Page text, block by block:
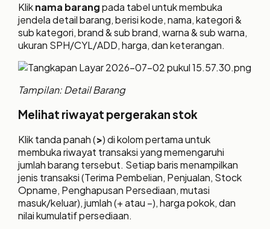
Kliknama barangpada tabel untuk membuka
jendela detail barang, berisi kode, nama, kategori &
sub kategori, brand & sub brand, warna & sub warna,
ukuran SPH/CYL/ADD, harga, dan keterangan.
Tampilan: Detail Barang
Melihat riwayat pergerakan stok
Klik tanda panah (>) di kolom pertama untuk
membuka riwayat transaksi yang memengaruhi
jumlah barang tersebut. Setiap baris menampilkan
jenis transaksi (Terima Pembelian, Penjualan, Stock
Opname, Penghapusan Persediaan, mutasi
masuk/keluar), jumlah (+ atau −), harga pokok, dan
nilai kumulatif persediaan.